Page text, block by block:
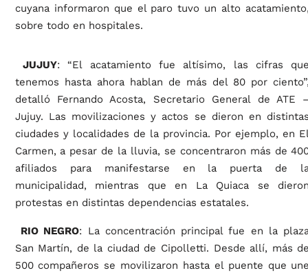
cuyana informaron que el paro tuvo un alto
sobre todo en hospitales.
JUJUY: “El acatamiento fue altísimo, las cifras
tenemos hasta ahora hablan de más del 80 por
detalló Fernando Acosta, Secretario General de ATE
Jujuy. Las movilizaciones y actos se dieron en
ciudades y localidades de la provincia. Por ejemplo, en
Carmen, a pesar de la lluvia, se concentraron más de
afiliados para manifestarse en la puerta de
municipalidad, mientras que en La Quiaca se
protestas en distintas dependencias estatales.
RIO NEGRO: La concentración principal fue en la
San Martín, de la ciudad de Cipolletti. Desde allí, más
500 compañeros se movilizaron hasta el puente que